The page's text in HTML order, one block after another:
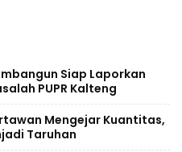
Siap Laporkan
PUPR Kalteng
Mengejar Kuantitas,
Taruhan